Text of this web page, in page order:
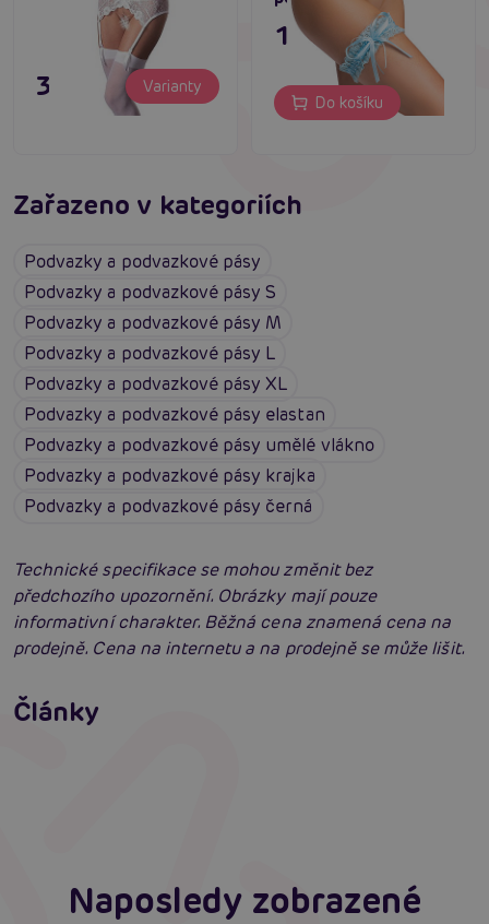
395 Kč Varianty
159 Kč
Do košíku
Zařazeno v kategoriích
Podvazky a podvazkové pásy
Podvazky a podvazkové pásy S
Podvazky a podvazkové pásy M
Podvazky a podvazkové pásy L
Podvazky a podvazkové pásy XL
Podvazky a podvazkové pásy elastan
Podvazky a podvazkové pásy umělé vlákno
Podvazky a podvazkové pásy krajka
Podvazky a podvazkové pásy černá
Technické specifikace se mohou změnit bez
předchozího upozornění. Obrázky mají pouze
informativní charakter. Běžná cena znamená cena na
prodejně. Cena na internetu a na prodejně se může lišit.
Články
neodolatelně sexy
Číst více
Erotická inteligence: Příručka Sexiomů
Naposledy zobrazené